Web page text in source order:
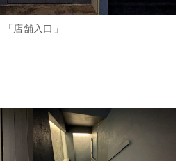
「店舗入口」